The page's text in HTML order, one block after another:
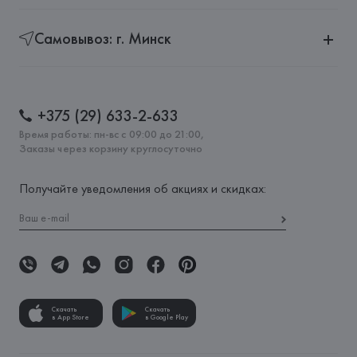
Самовывоз: г. Минск
+375 (29) 633-2-633
Время работы: пн-вс с 09:00 до 21:00,
Заказы через корзину круглосуточно
Получайте уведомления об акциях и скидках:
Скачать
в App Store
Скачать
в Google Play